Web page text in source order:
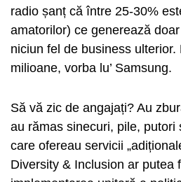
radio șanț că între 25-30%
amatorilor) ce generează
niciun fel de business ulterior.
milioane, vorba lu’ Samsung.
Să vă zic de angajați? Au
au rămas sinecuri, pile, putori
care ofereau servicii
Diversity & Inclusion ar putea